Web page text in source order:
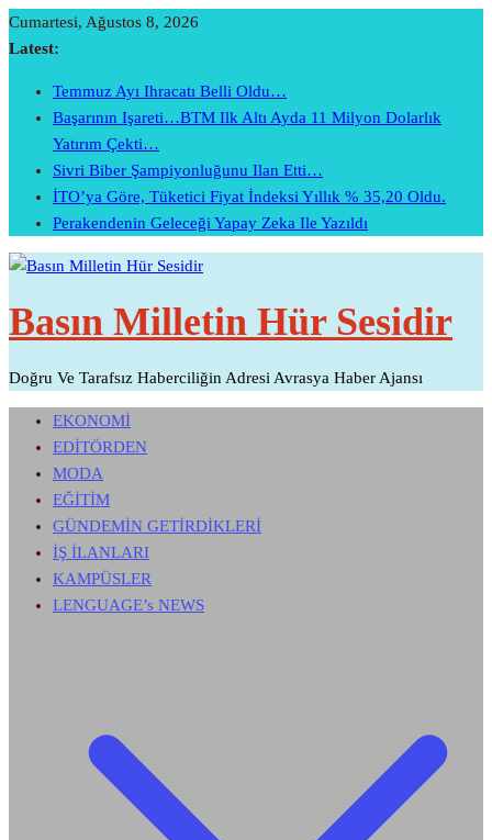
Skip
To
Cumartesi, Ağustos 8, 2026
Latest:
Temmuz Ayı Ihracatı Belli Oldu…
Başarının Işareti…BTM Ilk Altı Ayda 11 Milyon Dolarlık
Yatırım Çekti…
Sivri Biber Şampiyonluğunu Ilan Etti…
İTO’ya Göre, Tüketici Fiyat İndeksi Yıllık % 35,20 Oldu.
Perakendenin Geleceği Yapay Zeka Ile Yazıldı
Basın Milletin Hür Sesidir
Doğru Ve Tarafsız Haberciliğin Adresi Avrasya Haber Ajansı
EKONOMİ
EDİTÖRDEN
MODA
EĞİTİM
GÜNDEMİN GETİRDİKLERİ
İŞ İLANLARI
KAMPÜSLER
LENGUAGE’s NEWS